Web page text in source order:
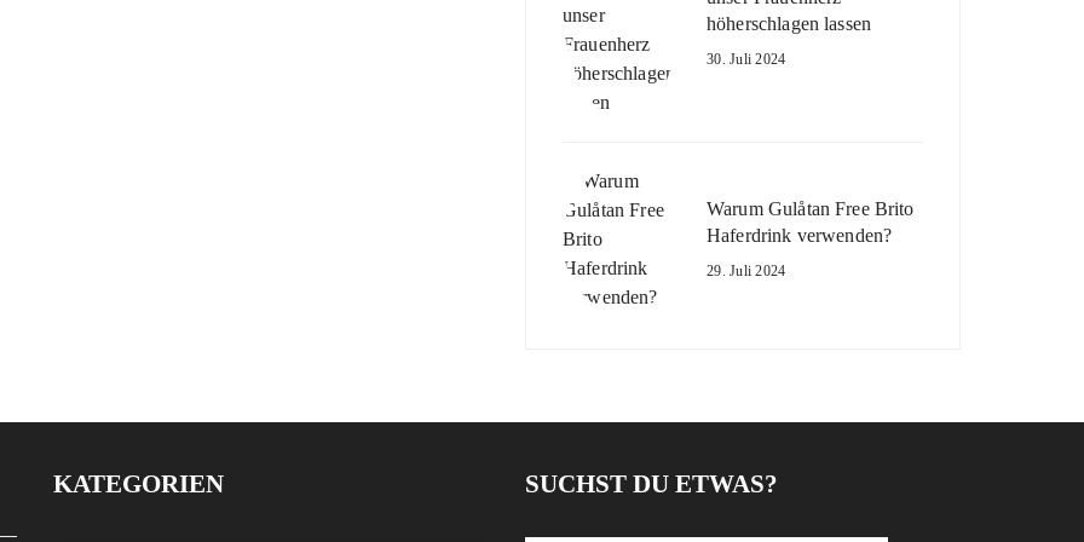
höherschlagen lassen
30. Juli 2024
Warum Gulåtan Free Brito
Haferdrink verwenden?
29. Juli 2024
KATEGORIEN SUCHST DU ETWAS?